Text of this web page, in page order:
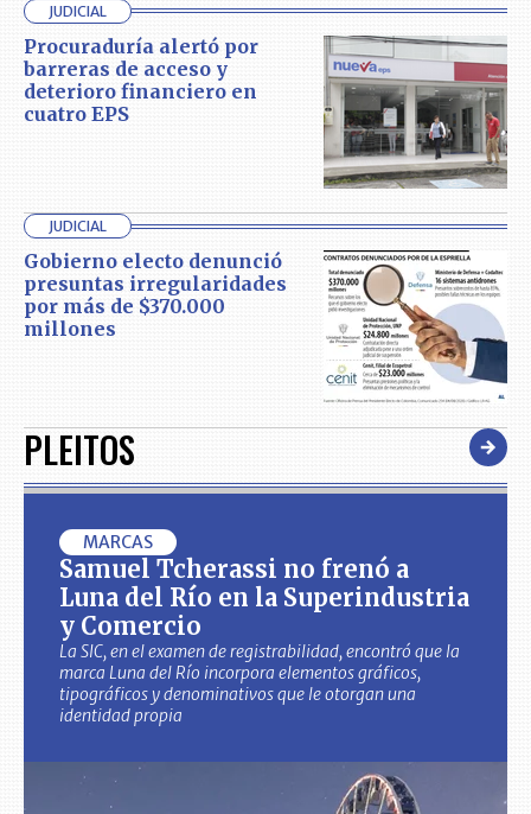
JUDICIAL
Procuraduría alertó por
barreras de acceso y
deterioro financiero en
cuatro EPS
JUDICIAL
Gobierno electo denunció
presuntas irregularidades
por más de $370.000
millones
PLEITOS
MARCAS
Samuel Tcherassi no frenó a
Luna del Río en la Superindustria
y Comercio
La SIC, en el examen de registrabilidad, encontró que la
marca Luna del Río incorpora elementos gráficos,
tipográficos y denominativos que le otorgan una
identidad propia